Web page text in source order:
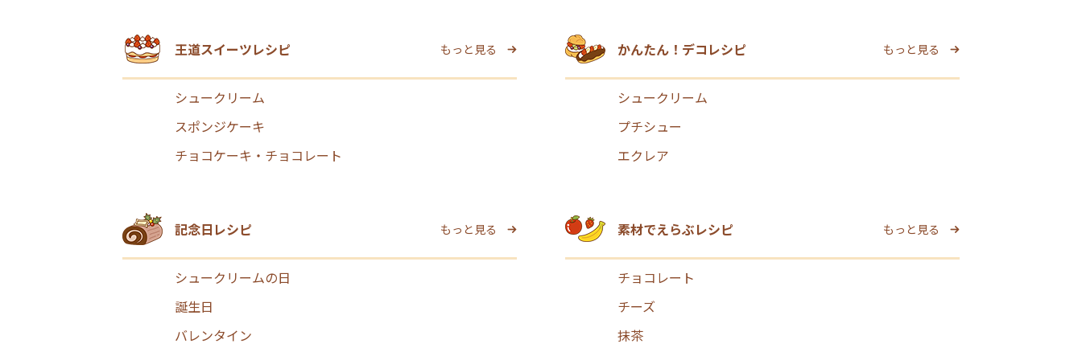
王道スイーツレシピ もっと見る
シュークリーム
スポンジケーキ
チョコケーキ・チョコレート
かんたん！デコレシピ もっと見る
シュークリーム
プチシュー
エクレア
記念日レシピ もっと見る
シュークリームの日
誕生日
バレンタイン
素材でえらぶレシピ もっと見る
チョコレート
チーズ
抹茶